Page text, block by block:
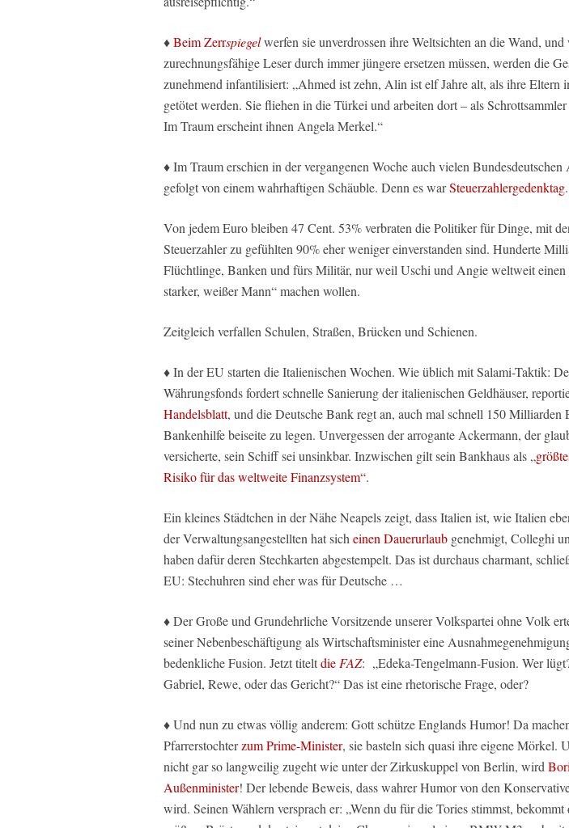
♦Beim Zerrspiegelwerfen sie unverdrossen ihre Weltsichten an die Wand,
zurechnungsfähige Leser durch immer jüngere ersetzen müssen, werden die
zunehmend infantilisiert: „Ahmed ist zehn, Alin ist elf Jahre alt, als ihre Eltern
getötet werden. Sie fliehen in die Türkei und arbeiten dort – als
Im Traum erscheint ihnen Angela Merkel.“
♦ Im Traum erschien in der vergangenen Woche auch vielen
gefolgt von einem wahrhaftigen Schäuble. Denn es warSteuerzahlergedenktag.
Von jedem Euro bleiben 47 Cent. 53% verbraten die Politiker für Dinge, mit
Steuerzahler zu gefühlten 90% eher weniger einverstanden sind. Hunderte
Flüchtlinge, Banken und fürs Militär, nur weil Uschi und Angie weltweit einen
starker, weißer Mann“ machen wollen.
Zeitgleich verfallen Schulen, Straßen, Brücken und Schienen.
♦ In der EU starten die Italienischen Wochen. Wie üblich mit Salami-Taktik:
Währungsfonds fordert schnelle Sanierung der italienischen Geldhäuser,
Handelsblatt, und die Deutsche Bank regt an, auch mal schnell 150 Milliarden
Bankenhilfe beiseite zu legen. Unvergessen der arrogante Ackermann, der
versicherte, sein Schiff sei unsinkbar. Inzwischen gilt sein Bankhaus als „
Risiko für das weltweite Finanzsystem“.
Ein kleines Städtchen in der Nähe Neapels zeigt, dass Italien ist, wie Italien
der Verwaltungsangestellten hat sich einen Dauerurlaub genehmigt, Colleghi
haben dafür deren Stechkarten abgestempelt. Das ist durchaus charmant,
EU: Stechuhren sind eher was für Deutsche …
♦ Der Große und Grundehrliche Vorsitzende unserer Volkspartei ohne Volk
seiner Nebenbeschäftigung als Wirtschaftsminister eine
bedenkliche Fusion. Jetzt titeltdie FAZ: „Edeka-Tengelmann-Fusion. Wer
Gabriel, Rewe, oder das Gericht?“ Das ist eine rhetorische Frage, oder?
♦ Und nun zu etwas völlig anderem: Gott schütze Englands Humor! Da
Pfarrerstochterzum Prime-Minister, sie basteln sich quasi ihre eigene Mörkel.
nicht gar so langweilig zugeht wie unter der Zirkuskuppel von Berlin, wird
Außenminister! Der lebende Beweis, dass wahrer Humor von den
wird. Seinen Wählern versprach er: „Wenn du für die Tories stimmst, bekommt